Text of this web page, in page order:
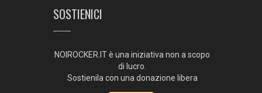
SOSTIENICI
NOIROCKER.IT è una iniziativa non a scopo
di lucro.
Sostienila con una donazione libera